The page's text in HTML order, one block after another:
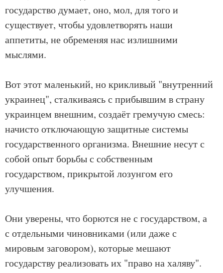
государство думает, оно, мол, для того и
существует, чтобы удовлетворять наши
аппетиты, не обременяя нас излишними
мыслями.
Вот этот маленький, но крикливый "внутренний
украинец", сталкиваясь с прибывшим в страну
украинцем внешним, создаёт гремучую смесь:
начисто отключающую защитные системы
государственного организма. Внешние несут с
собой опыт борьбы с собственным
государством, прикрытой лозунгом его
улучшения.
Они уверены, что борются не с государством, а
с отдельными чиновниками (или даже с
мировым заговором), которые мешают
государству реализовать их "право на халяву".